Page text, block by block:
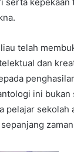
telah
dan
ini bukan
pelajar